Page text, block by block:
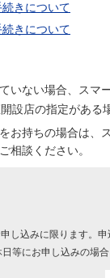
きについて
きについて
いない場合、スマ
設店の指定がある
お持ちの場合は、
相談ください。
申し込みに限ります。
日等にお申し込みの場